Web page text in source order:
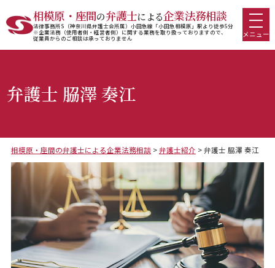
相模原・座間の弁護士による企業法務相談
法律事務所S（神奈川県弁護士会所属）小田急線「小田急相模原」駅より徒歩5分
※企業法務（使用者側・経営者側）に関する業務を取り扱っておりますので、
従業員からのご相談は承っておりません
メニュー
弁護士 𦚰澤 奏江
相模原・座間の弁護士による企業法務相談>弁護士紹介 >弁護士 𦚰澤 奏江